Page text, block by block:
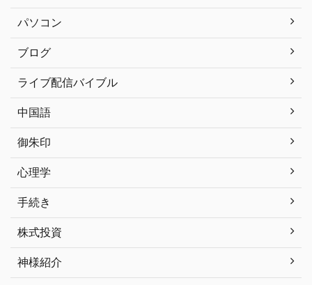
パソコン
ブログ
ライブ配信バイブル
中国語
御朱印
心理学
手続き
株式投資
神様紹介